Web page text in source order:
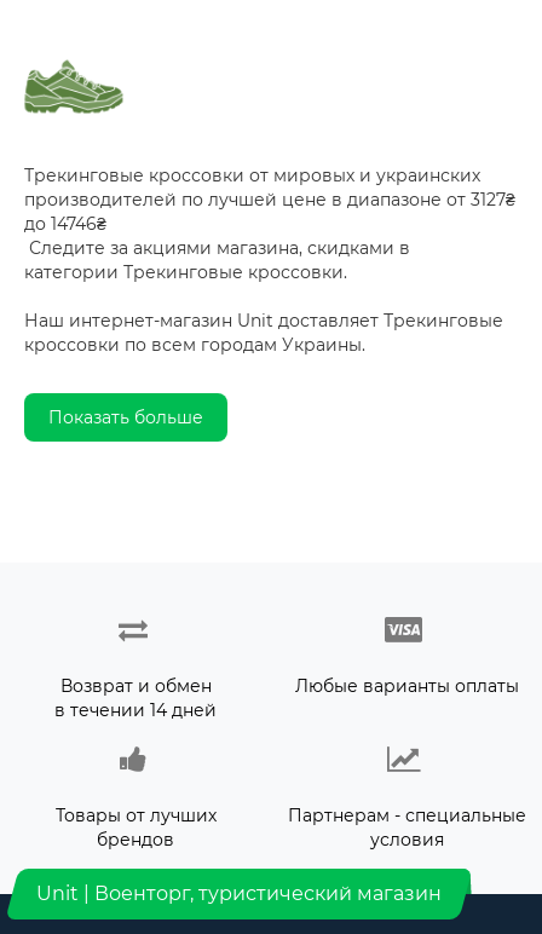
Трекинговые кроссовки от мировых и украинских
производителей по лучшей цене в диапазоне от 3127₴
до 14746₴
Следите за акциями магазина, скидками в
категории Трекинговые кроссовки.
Наш интернет-магазин Unit доставляет Трекинговые
кроссовки по всем городам Украины.
Показать больше
Возврат и обмен
в течении 14 дней
Любые варианты оплаты
Товары от лучших
брендов
Партнерам - специальные
условия
Unit | Военторг, туристический магазин